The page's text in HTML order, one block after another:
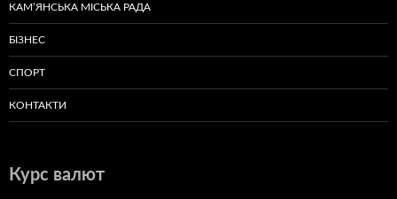
КАМ’ЯНСЬКА МІСЬКА РАДА
БІЗНЕС
СПОРТ
КОНТАКТИ
Курс валют